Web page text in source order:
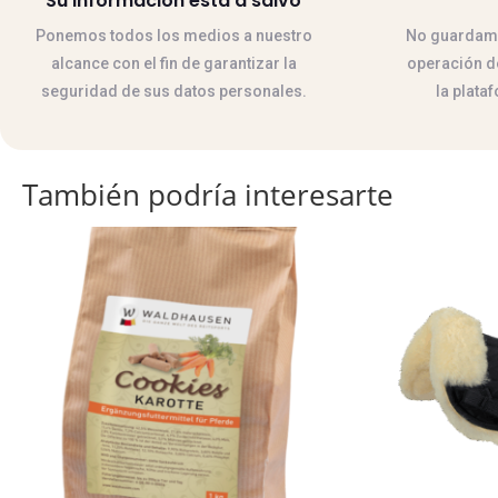
Ponemos todos los medios a nuestro
alcance con el fin de garantizar la
seguridad de sus datos personales.
No
operación
la
También podría interesarte
producto
múltiples
variantes.
opciones
pueden